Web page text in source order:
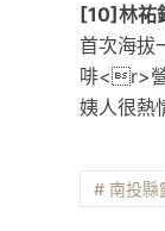
[10]林祐
首次海拔
啡<r>
姨人很熱
# 南投縣